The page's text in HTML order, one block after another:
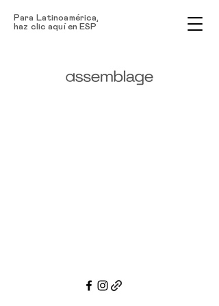
Para Latinoamérica,
haz clic aquí en ESP